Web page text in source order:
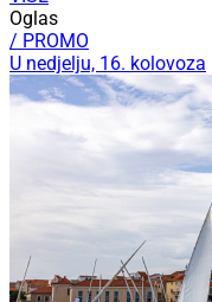
Oglas
/ PROMO
U nedjelju, 16. kolovoza